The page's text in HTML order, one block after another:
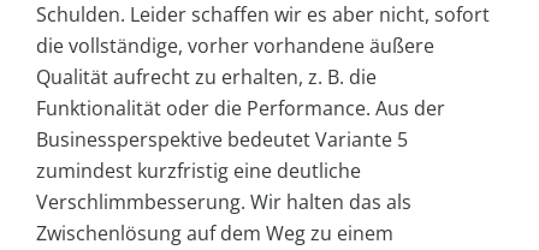
Schulden. Leider schaffen wir es aber nicht, sofort
die vollständige, vorher vorhandene äußere
Qualität aufrecht zu erhalten, z. B. die
Funktionalität oder die Performance. Aus der
Businessperspektive bedeutet Variante 5
zumindest kurzfristig eine deutliche
Verschlimmbesserung. Wir halten das als
Zwischenlösung auf dem Weg zu einem